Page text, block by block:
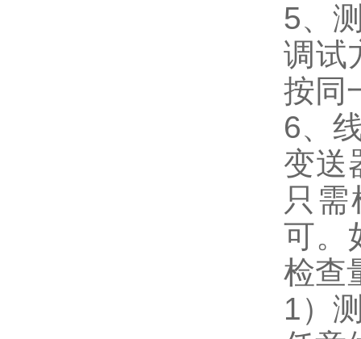
5、
调试
按同
6、
变送
只
可。
检查
1）